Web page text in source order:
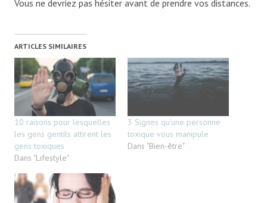
Vous ne devriez pas hésiter avant de prendre vos distances.
ARTICLES SIMILAIRES
10 raisons pour lesquelles
les gens gentils attirent les
gens toxiques
Dans "Lifestyle"
3 Signes qu’une personne
toxique vous manipule
Dans "Bien-être"